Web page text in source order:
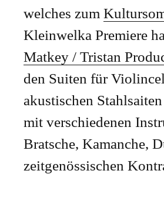
welches zum
Kleinwelka Premiere
Matkey / Tristan
den Suiten für
akustischen
mit verschiedenen
Bratsche, Kamanche,
zeitgenössischen